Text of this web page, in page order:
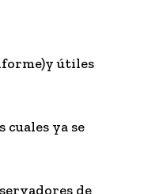
útiles
ya se
de